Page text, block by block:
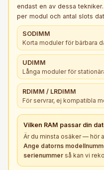
endast en av dessa
per modul och antal slots
SODIMM
Korta moduler för bärbara
UDIMM
Långa moduler för
RDIMM / LRDIMM
För servrar, ej kompatibla
Vilken RAM passar din
Är du minsta osäker — hör
Ange datorns
serienummer så kan vi